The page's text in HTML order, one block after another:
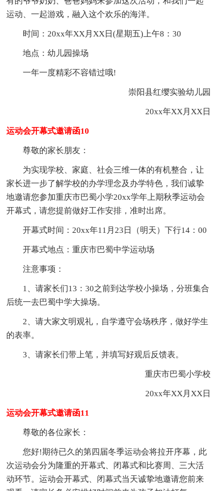
运动、一起游戏，融入这个欢乐的海洋。
时间：20xx年XX月XX日(星期五)上午8：30
地点：幼儿园操场
一年一度精彩不容错过哦!
崇阳县红缨实验幼儿园
20xx年XX月XX日
运动会开幕式邀请函10
尊敬的家长朋友：
为实现学校、家庭、社会三维一体的有机整合，让
家长进一步了解学校的办学理念及办学特色，我们诚挚
地邀请您参加重庆市巴蜀小学20xx学年上期秋季运动会
开幕式，请您提前做好工作安排，准时出席。
开幕式时间：20xx年11月23日（明天）下行14：00
开幕式地点：重庆市巴蜀中学运动场
注意事项：
1、请家长们13：30之前到达学校小操场，分班集合
后统一去巴蜀中学大操场。
2、请大家文明观礼，自学遵守会场秩序，做好学生
的表率。
3、请家长们带上笔，并填写好观后反馈表。
重庆市巴蜀小学校
20xx年XX月XX日
运动会开幕式邀请函11
尊敬的各位家长：
您好!期待已久的第四届冬季运动会将拉开序幕，此
次运动会分为隆重的开幕式、闭幕式和比赛周、三大活
动环节。运动会开幕式、闭幕式当天诚挚地邀请您前来